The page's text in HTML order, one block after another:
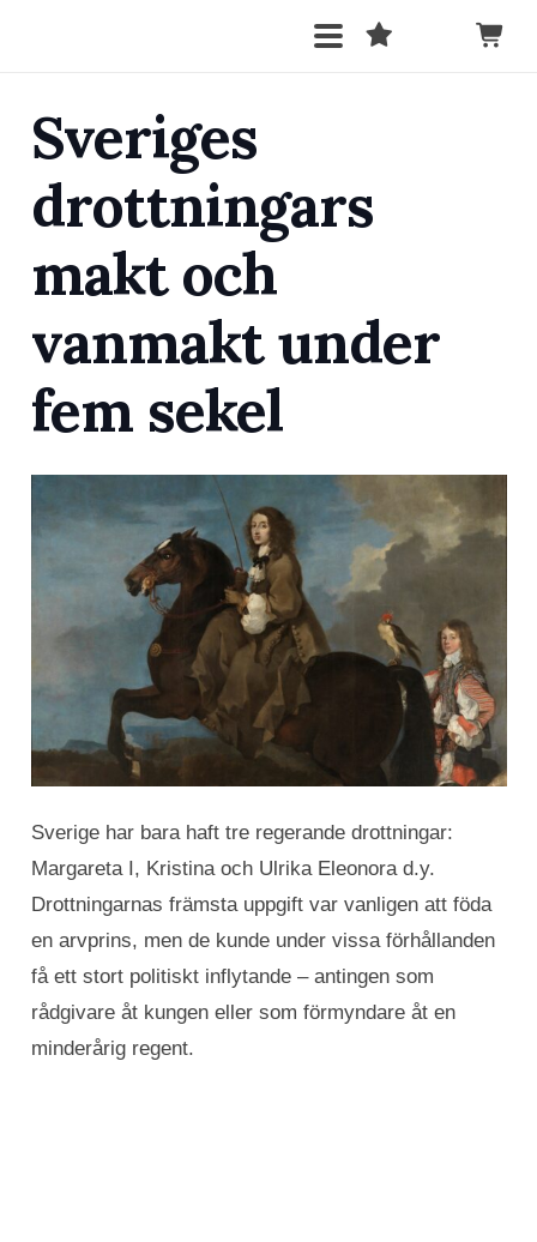
Sveriges
drottningars
makt och
vanmakt under
fem sekel
Sverige har bara haft tre regerande drottningar:
Margareta I, Kristina och Ulrika Eleonora d.y.
Drottningarnas främsta uppgift var vanligen att föda
en arvprins, men de kunde under vissa förhållanden
få ett stort politiskt inflytande – antingen som
rådgivare åt kungen eller som förmyndare åt en
minderårig regent.